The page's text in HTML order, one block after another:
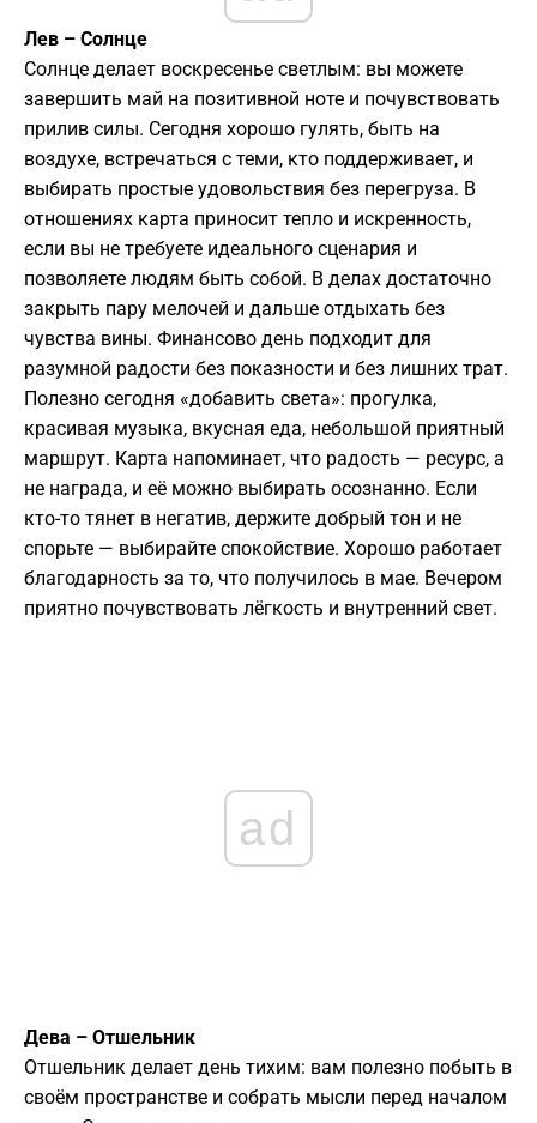
Лев – Солнце
Солнце делает воскресенье светлым: вы можете
завершить май на позитивной ноте и почувствовать
прилив силы. Сегодня хорошо гулять, быть на
воздухе, встречаться с теми, кто поддерживает, и
выбирать простые удовольствия без перегруза. В
отношениях карта приносит тепло и искренность,
если вы не требуете идеального сценария и
позволяете людям быть собой. В делах достаточно
закрыть пару мелочей и дальше отдыхать без
чувства вины. Финансово день подходит для
разумной радости без показности и без лишних трат.
Полезно сегодня «добавить света»: прогулка,
красивая музыка, вкусная еда, небольшой приятный
маршрут. Карта напоминает, что радость — ресурс, а
не награда, и её можно выбирать осознанно. Если
кто-то тянет в негатив, держите добрый тон и не
спорьте — выбирайте спокойствие. Хорошо работает
благодарность за то, что получилось в мае. Вечером
приятно почувствовать лёгкость и внутренний свет.
ad
Дева – Отшельник
Отшельник делает день тихим: вам полезно побыть в
своём пространстве и собрать мысли перед началом